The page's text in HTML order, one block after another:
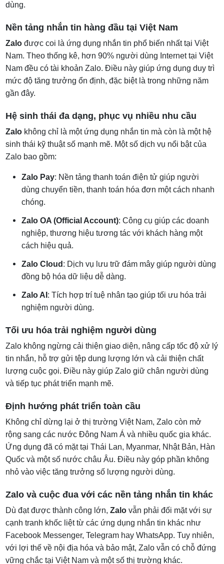
dùng.
Nền tảng nhắn tin hàng đầu tại Việt Nam
Zalo được coi là ứng dụng nhắn tin phổ biến nhất tại Việt
Nam. Theo thống kê, hơn 90% người dùng Internet tại Việt
Nam đều có tài khoản Zalo. Điều này giúp ứng dụng duy trì
mức độ tăng trưởng ổn định, đặc biệt là trong những năm
gần đây.
Hệ sinh thái đa dạng, phục vụ nhiều nhu cầu
Zalo không chỉ là một ứng dụng nhắn tin mà còn là một hệ
sinh thái kỹ thuật số mạnh mẽ. Một số dịch vụ nổi bật của
Zalo bao gồm:
Zalo Pay: Nền tảng thanh toán điện tử giúp người
dùng chuyển tiền, thanh toán hóa đơn một cách nhanh
chóng.
Zalo OA (Official Account): Công cụ giúp các doanh
nghiệp, thương hiệu tương tác với khách hàng một
cách hiệu quả.
Zalo Cloud : Dịch vụ lưu trữ đám mây giúp người dùng
đồng bộ hóa dữ liệu dễ dàng.
Zalo AI : Tích hợp trí tuệ nhân tạo giúp tối ưu hóa trải
nghiệm người dùng.
Tối ưu hóa trải nghiệm người dùng
Zalo không ngừng cải thiện giao diện, nâng cấp tốc độ xử lý
tin nhắn, hỗ trợ gửi tệp dung lượng lớn và cải thiện chất
lượng cuộc gọi. Điều này giúp Zalo giữ chân người dùng
và tiếp tục phát triển mạnh mẽ.
Định hướng phát triển toàn cầu
Không chỉ dừng lại ở thị trường Việt Nam, Zalo còn mở
rộng sang các nước Đông Nam Á và nhiều quốc gia khác.
Ứng dụng đã có mặt tại Thái Lan, Myanmar, Nhật Bản, Hàn
Quốc và một số nước châu Âu. Điều này góp phần không
nhỏ vào việc tăng trưởng số lượng người dùng.
Zalo và cuộc đua với các nền tảng nhắn tin khác
Dù đạt được thành công lớn,Zalo vẫn phải đối mặt với sự
cạnh tranh khốc liệt từ các ứng dụng nhắn tin khác như
Facebook Messenger, Telegram hay WhatsApp. Tuy nhiên,
với lợi thế về nội địa hóa và bảo mật, Zalo vẫn có chỗ đứng
vững chắc tại Việt Nam và một số thị trường khác.